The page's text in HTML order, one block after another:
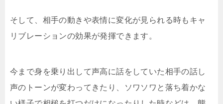
そして、相手の動きや表情に変化が見られる時もキャ
リブレーションの効果が発揮できます。
今まで身を乗り出して声高に話をしていた相手の話し
声のトーンが変わってきたり、ソワソワと落ち着かな